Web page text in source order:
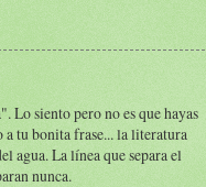
Lo siento pero no es que hayas
a tu bonita frase... la literatura
agua. La línea que separa el
nunca.